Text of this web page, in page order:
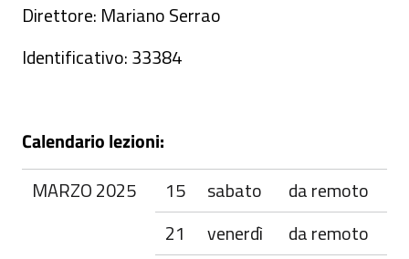
Direttore: Mariano Serrao
Identificativo: 33384
Calendario lezioni:
MARZO 2025
15 sabato
da remoto
21
venerdì
da remoto